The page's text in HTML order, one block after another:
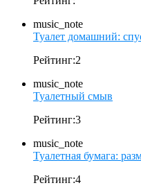
music_note
Туалет домашний:
Рейтинг:2
music_note
Туалетный смыв
Рейтинг:3
music_note
Туалетная бумага:
Рейтинг:4